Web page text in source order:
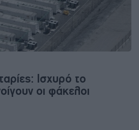
Ισχυρό το
οι φάκελοι